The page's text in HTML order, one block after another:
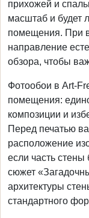
прихожей и
масштаб и будет
помещения. При
направление
обзора, чтобы
Фотообои в Art-
помещения:
композиции и
Перед печатью
расположение
если часть стены
сюжет
архитектуры
стандартного